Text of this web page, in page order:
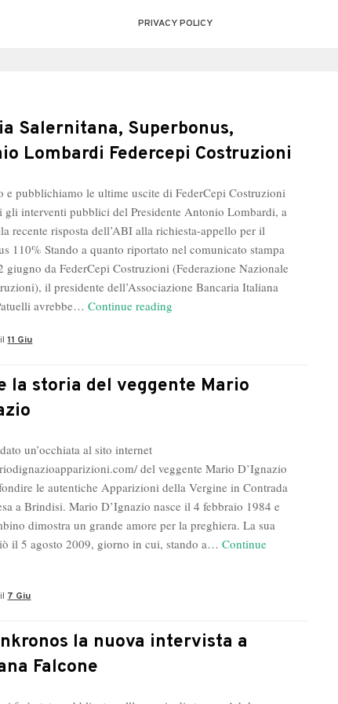
PRIVACY POLICY
Salernitana, Superbonus,
Lombardi Federcepi Costruzioni
e pubblichiamo le ultime uscite di FederCepi Costruzioni
gli interventi pubblici del Presidente Antonio Lombardi, a
recente risposta dell’ABI alla richiesta-appello per il
110% Stando a quanto riportato nel comunicato stampa
giugno da FederCepi Costruzioni (Federazione Nazionale
il presidente dell’Associazione Bancaria Italiana
avrebbe…Continue reading
Lombardi
il11 Giu
la storia del veggente Mario
un’occhiata al sito internet
del veggente Mario D’Ignazio
le autentiche Apparizioni della Vergine in Contrada
a Brindisi. Mario D’Ignazio nasce il 4 febbraio 1984 e
dimostra un grande amore per la preghiera. La sua
il 5 agosto 2009, giorno in cui, stando a…Continue
7 Giu
la nuova intervista a
Falcone